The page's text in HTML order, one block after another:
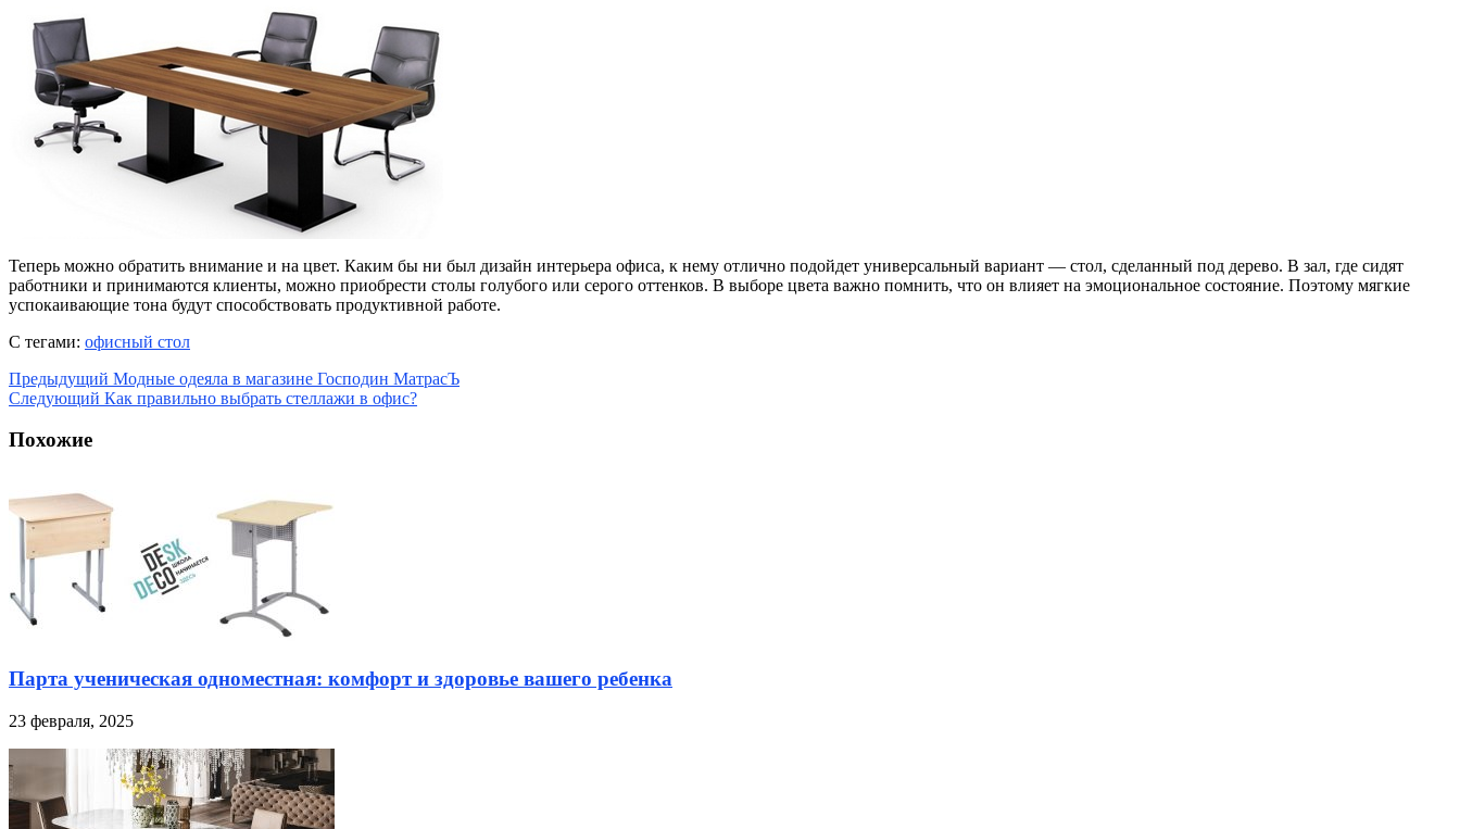
Теперь можно обратить внимание и на цвет. Каким бы ни был дизайн интерьера офиса, к нему отлично подойдет универсальный вариант — стол, сделанный под дерево. В зал, где сидят
работники и принимаются клиенты, можно приобрести столы голубого или серого оттенков. В выборе цвета важно помнить, что он влияет на эмоциональное состояние. Поэтому мягкие
успокаивающие тона будут способствовать продуктивной работе.
С тегами: офисный стол
Предыдущий Модные одеяла в магазине Господин МатрасЪ
Следующий Как правильно выбрать стеллажи в офис?
Похожие
Парта ученическая одноместная: комфорт и здоровье вашего ребенка
23 февраля, 2025